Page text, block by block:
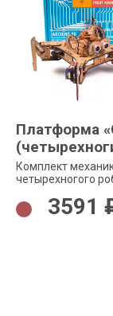
Платформа
Комплект
четырехногого
3591